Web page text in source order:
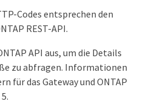
Codes entsprechen den
REST-API.
API aus, um die Details
zu abfragen. Informationen
für das Gateway und ONTAP